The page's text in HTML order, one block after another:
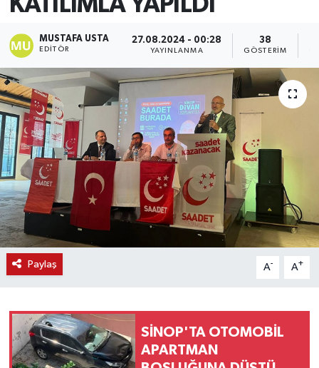
MUSTAFA USTA
EDITÖR
27.08.2024 - 00:28
YAYINLANMA
38
GÖSTERIM
Paylaş A- A+
SİNOP'TA OTOMOBİL
APARTMAN